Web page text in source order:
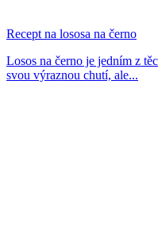
Recept na lososa na černo
Losos na černo je jedním z
svou výraznou chutí, ale...